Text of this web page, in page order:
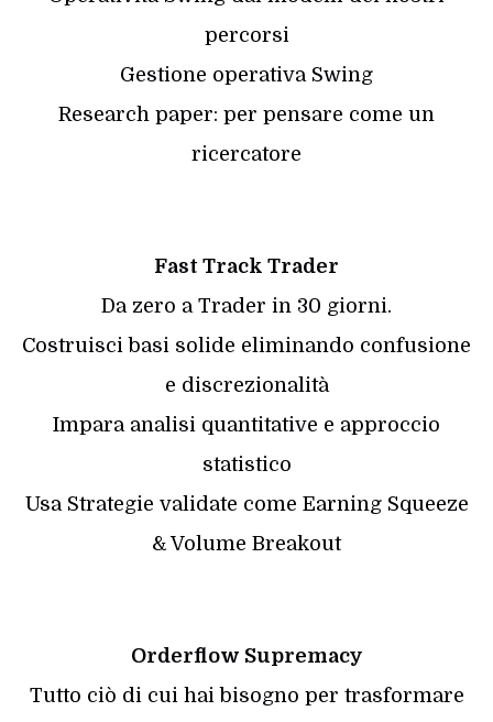
percorsi
Gestione operativa Swing
Research paper: per pensare come un
ricercatore
Fast Track Trader
Da zero a Trader in 30 giorni.
Costruisci basi solide eliminando confusione
e discrezionalità
Impara analisi quantitative e approccio
statistico
Usa Strategie validate come Earning Squeeze
& Volume Breakout
Orderflow Supremacy
Tutto ciò di cui hai bisogno per trasformare